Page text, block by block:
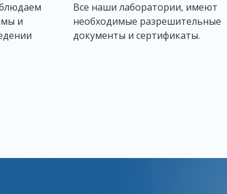
и
Все наши лаборатории, имеют
необходимые разрешительные
документы и сертификаты.